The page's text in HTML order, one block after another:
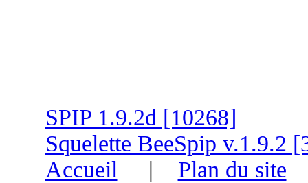
SPIP 1.9.2d [10268]
Squelette BeeSpip v.1.9.2
Accueil | Plan du site